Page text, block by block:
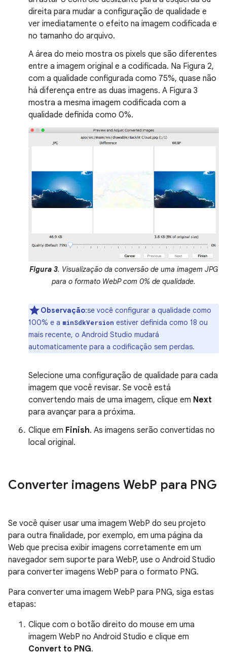
direita para mudar a configuração de qualidade e
ver imediatamente o efeito na imagem codificada e
no tamanho do arquivo.
A área do meio mostra os pixels que são diferentes
entre a imagem original e a codificada. Na Figura 2,
com a qualidade configurada como 75%, quase não
há diferença entre as duas imagens. A Figura 3
mostra a mesma imagem codificada com a
qualidade definida como 0%.
Figura 3. Visualização da conversão de uma imagem JPG
para o formato WebP com 0% de qualidade.
Observação:se você configurar a qualidade como
100% e a minSdkVersion estiver definida como 18 ou
mais recente, o Android Studio mudará
automaticamente para a codificação sem perdas.
Selecione uma configuração de qualidade para cada
imagem que você revisar. Se você está
convertendo mais de uma imagem, clique em Next
para avançar para a próxima.
Clique em Finish. As imagens serão convertidas no
local original.
Converter imagens WebP para PNG
Se você quiser usar uma imagem WebP do seu projeto
para outra finalidade, por exemplo, em uma página da
Web que precisa exibir imagens corretamente em um
navegador sem suporte para WebP, use o Android Studio
para converter imagens WebP para o formato PNG.
Para converter uma imagem WebP para PNG, siga estas
etapas:
Clique com o botão direito do mouse em uma
imagem WebP no Android Studio e clique em
Convert to PNG.